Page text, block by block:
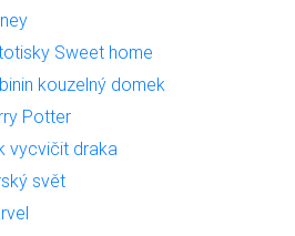
Sweet home
kouzelný domek
Potter
vycvičit draka
svět